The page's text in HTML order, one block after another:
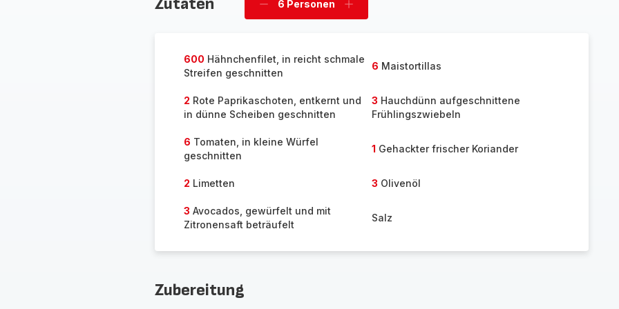
Personen
6 Personen
Personen
600 Hähnchenfilet, in reicht schmale
Streifen geschnitten
6 Maistortillas
2 Rote Paprikaschoten, entkernt und
in dünne Scheiben geschnitten
3 Hauchdünn aufgeschnittene
Frühlingszwiebeln
6 Tomaten, in kleine Würfel
geschnitten
1 Gehackter frischer Koriander
2 Limetten 3 Olivenöl
3 Avocados, gewürfelt und mit
Zitronensaft beträufelt
Salz
Zubereitung